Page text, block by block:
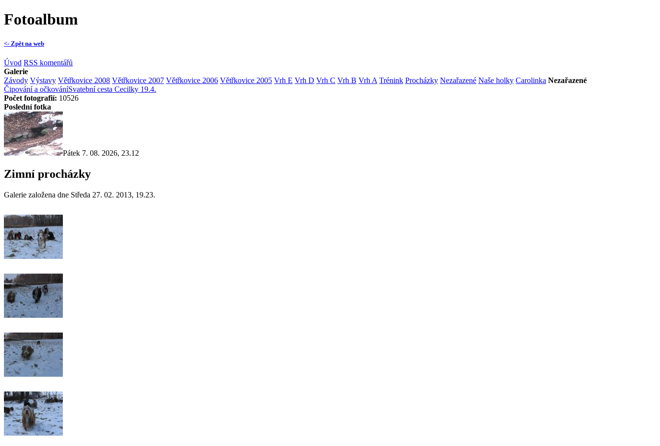
Fotoalbum
<- Zpět na web
Úvod RSS komentářů
Galerie
Závody Výstavy Větřkovice 2008 Větřkovice 2007 Větřkovice 2006 Větřkovice 2005 Vrh E Vrh D Vrh C Vrh B Vrh A Trénink Procházky Nezařazené Naše holky Carolinka Nezařazené
Čipování a očkováníSvatební cesta Cecilky 19.4.
Počet fotografií: 10526
Poslední fotka
Pátek 7. 08. 2026, 23.12
Zimní procházky
Galerie založena dne Středa 27. 02. 2013, 19.23.